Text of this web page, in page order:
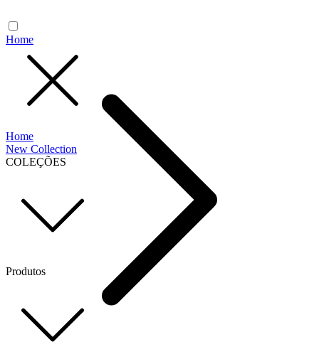
Home
New Collection
COLEÇÕES
Produtos
Home